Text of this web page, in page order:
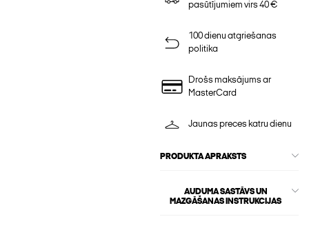
pasūtījumiem virs 40 €
100 dienu atgriešanas
politika
Drošs maksājums ar
MasterCard
Jaunas preces katru dienu
PRODUKTA APRAKSTS
AUDUMA SASTĀVS UN
MAZGĀŠANAS INSTRUKCIJAS